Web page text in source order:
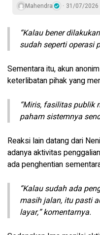
Mahendra 31/07/2026
“Kalau bener
sudah seperti operasi
Sementara itu, akun
keterlibatan pihak yang
“Miris, fasilitas publik
paham sistemnya
Reaksi lain datang dari
adanya aktivitas
ada penghentian
“Kalau sudah ada
masih jalan, itu pasti
layar,” komentarnya.